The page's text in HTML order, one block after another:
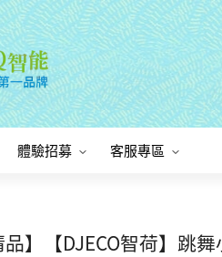
體驗招募 客服專區
品】【DJECO智荷】跳